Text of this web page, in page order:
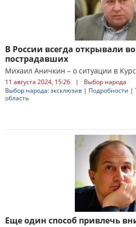
В России всегда открывали
пострадавших
Михаил Аничкин – о ситуации в
11 августа 2024, 15:26 |
Выбор народа
Выбор народа: эксклюзив | Подробности |
область
Еще один способ привлечь